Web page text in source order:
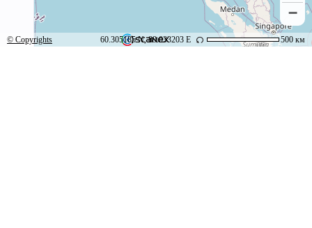
© Copyrights 60.305185 N, 89.033203 E 500 км
−